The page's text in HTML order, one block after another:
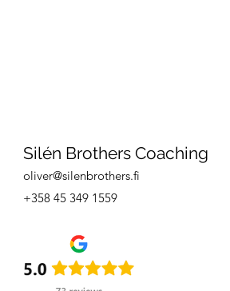
Silén Brothers Coaching
oliver@silenbrothers.fi
+358 45 349 1559